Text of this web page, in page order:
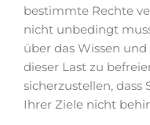
bestimmte Rechte
nicht unbedingt
über das Wissen
dieser Last zu
sicherzustellen, dass
Ihrer Ziele nicht